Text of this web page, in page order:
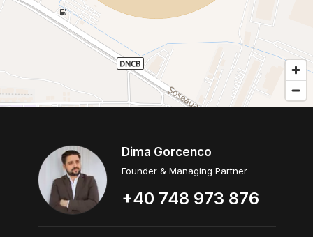
Dima Gorcenco
Founder & Managing Partner
+40 748 973 876